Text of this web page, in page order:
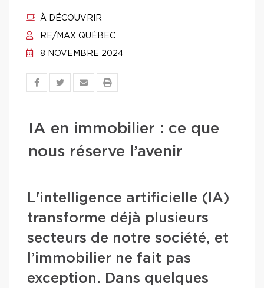
À DÉCOUVRIR
RE/MAX QUÉBEC
8 NOVEMBRE 2024
IA en immobilier : ce que
nous réserve l’avenir
L'intelligence artificielle (IA)
transforme déjà plusieurs
secteurs de notre société, et
l’immobilier ne fait pas
exception. Dans quelques